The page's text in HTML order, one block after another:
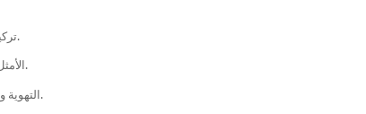
تركيب المواد: مزيج من القطن والبوليستر والألياف اللدنة يسمح بالنعومة والمرونة والتمدد.
الوزن والملمس: يضمن نظام GSM الأمثل (جرام لكل متر مربع) الهيكل دون التضحية بالراحة.
التهوية والخصائص الحرارية: تم اختبار الأقمشة من أجل امتصاص الرطوبة وتنظيم درجة الحرارة.